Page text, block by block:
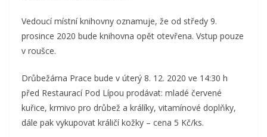
Vedoucí místní knihovny oznamuje, že od středy 9.
prosince 2020 bude knihovna opět otevřena. Vstup pouze
v roušce.
Drůbežárna Prace bude v úterý 8. 12. 2020 ve 14:30 h
před Restaurací Pod Lípou prodávat: mladé červené
kuřice, krmivo pro drůbež a králíky, vitamínové doplňky,
dále pak vykupovat králičí kožky – cena 5 Kč/ks.